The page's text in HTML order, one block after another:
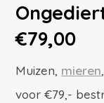
€79,00
Muizen, mieren,
voor €79,-